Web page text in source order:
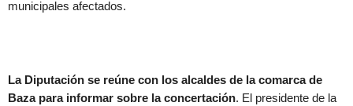
municipales afectados.
La Diputación se reúne con los alcaldes de la comarca de
Baza para informar sobre la concertación. El presidente de la